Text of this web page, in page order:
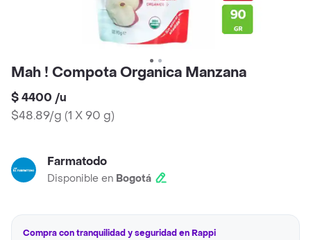
Mah ! Compota Organica Manzana
$ 4400 /u
$48.89/g (1 X 90 g)
Farmatodo
Disponible en Bogotá
Compra con tranquilidad y seguridad en Rappi